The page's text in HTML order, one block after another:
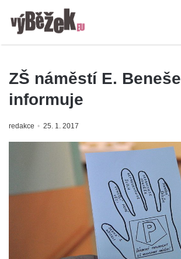
ZŠ náměstí E. Beneše
informuje
redakce 25. 1. 2017